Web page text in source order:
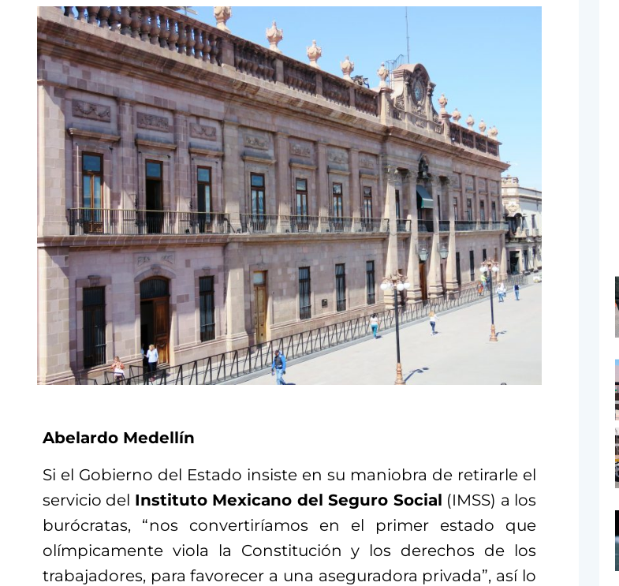
Abelardo Medellín
Si el Gobierno del Estado insiste en su maniobra de retirarle el
servicio del Instituto Mexicano del Seguro Social (IMSS) a los
burócratas, “nos convertiríamos en el primer estado que
olímpicamente viola la Constitución y los derechos de los
trabajadores, para favorecer a una aseguradora privada”, así lo